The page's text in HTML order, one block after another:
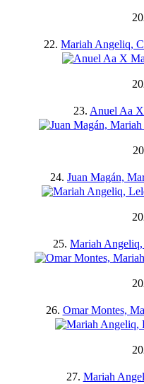
22. Mariah Angeliq,
23. Anuel Aa
24. Juan Magán,
25. Mariah
26. Omar Montes,
27. Mariah